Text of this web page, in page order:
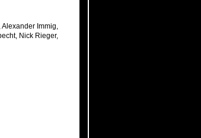
,Alexander Immig,
, Nick Rieger,